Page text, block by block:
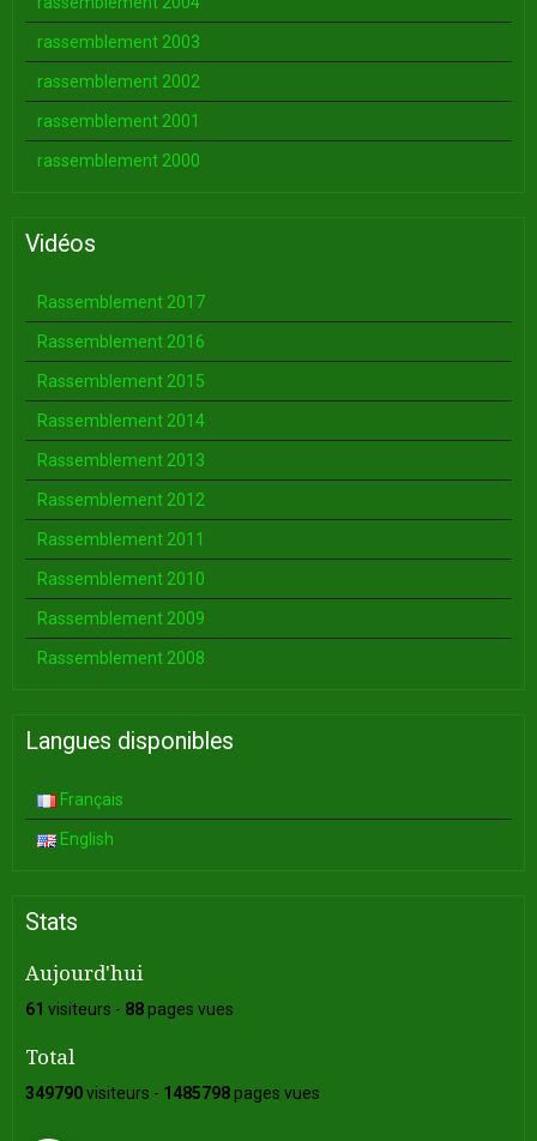
rassemblement 2003
rassemblement 2002
rassemblement 2001
rassemblement 2000
Vidéos
Rassemblement 2017
Rassemblement 2016
Rassemblement 2015
Rassemblement 2014
Rassemblement 2013
Rassemblement 2012
Rassemblement 2011
Rassemblement 2010
Rassemblement 2009
Rassemblement 2008
Langues disponibles
Français
English
Stats
Aujourd'hui
61 visiteurs - 88pages vues
Total
349790visiteurs - 1485798pages vues